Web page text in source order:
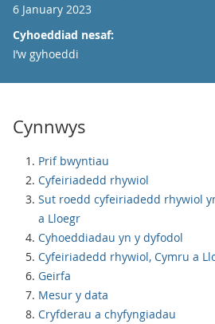
6 January 2023
Cyhoeddiad nesaf:
I’w gyhoeddi
Cynnwys
Prif bwyntiau
Cyfeiriadedd rhywiol
Sut roedd cyfeiriadedd rhywiol
a Lloegr
Cyhoeddiadau yn y dyfodol
Cyfeiriadedd rhywiol, Cymru a
Geirfa
Mesur y data
Cryfderau a chyfyngiadau